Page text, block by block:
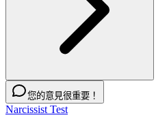
您的意見很重要！
Narcissist Test